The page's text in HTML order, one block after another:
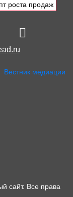
роста продаж
сайт. Все права